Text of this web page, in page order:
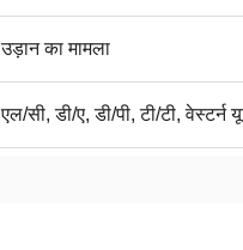
उड़ान का मामला
एल/सी, डी/ए, डी/पी, टी/टी, वेस्टर्न